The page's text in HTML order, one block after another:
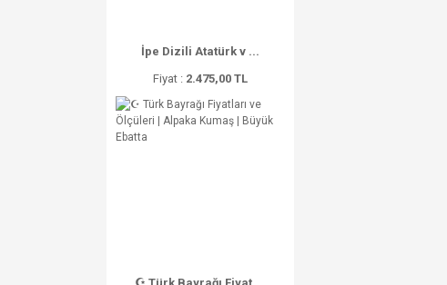
İpe Dizili Atatürk v ...
Fiyat : 2.475,00 TL